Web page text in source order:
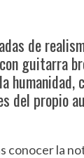
de
guitarra
del propio
conocer la